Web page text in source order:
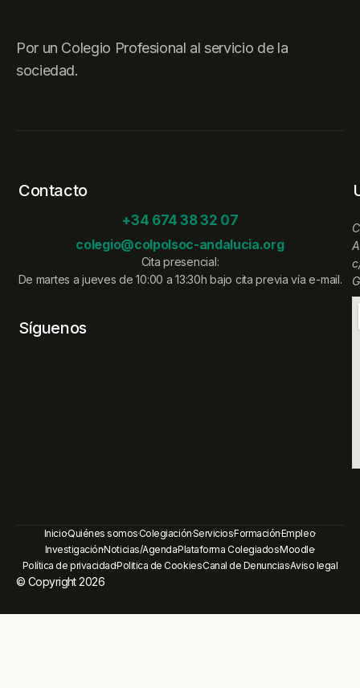
Por un Colegio Profesional al servicio de la
sociedad.
Contacto
+34 674 38 32 07
colegio@colpolsoc-andalucia.org
Cita presencial:
De martes a jueves de 10:00 a 13:30h bajo cita previa vía e-mail.
Síguenos
InicioQuiénes somosColegiaciónServiciosFormaciónEmpleo
InvestigaciónNoticias/AgendaPlataforma ColegiadosMoodle
Política de privacidadPolitica de CookiesCanal de DenunciasAviso legal
© Copyright 2026